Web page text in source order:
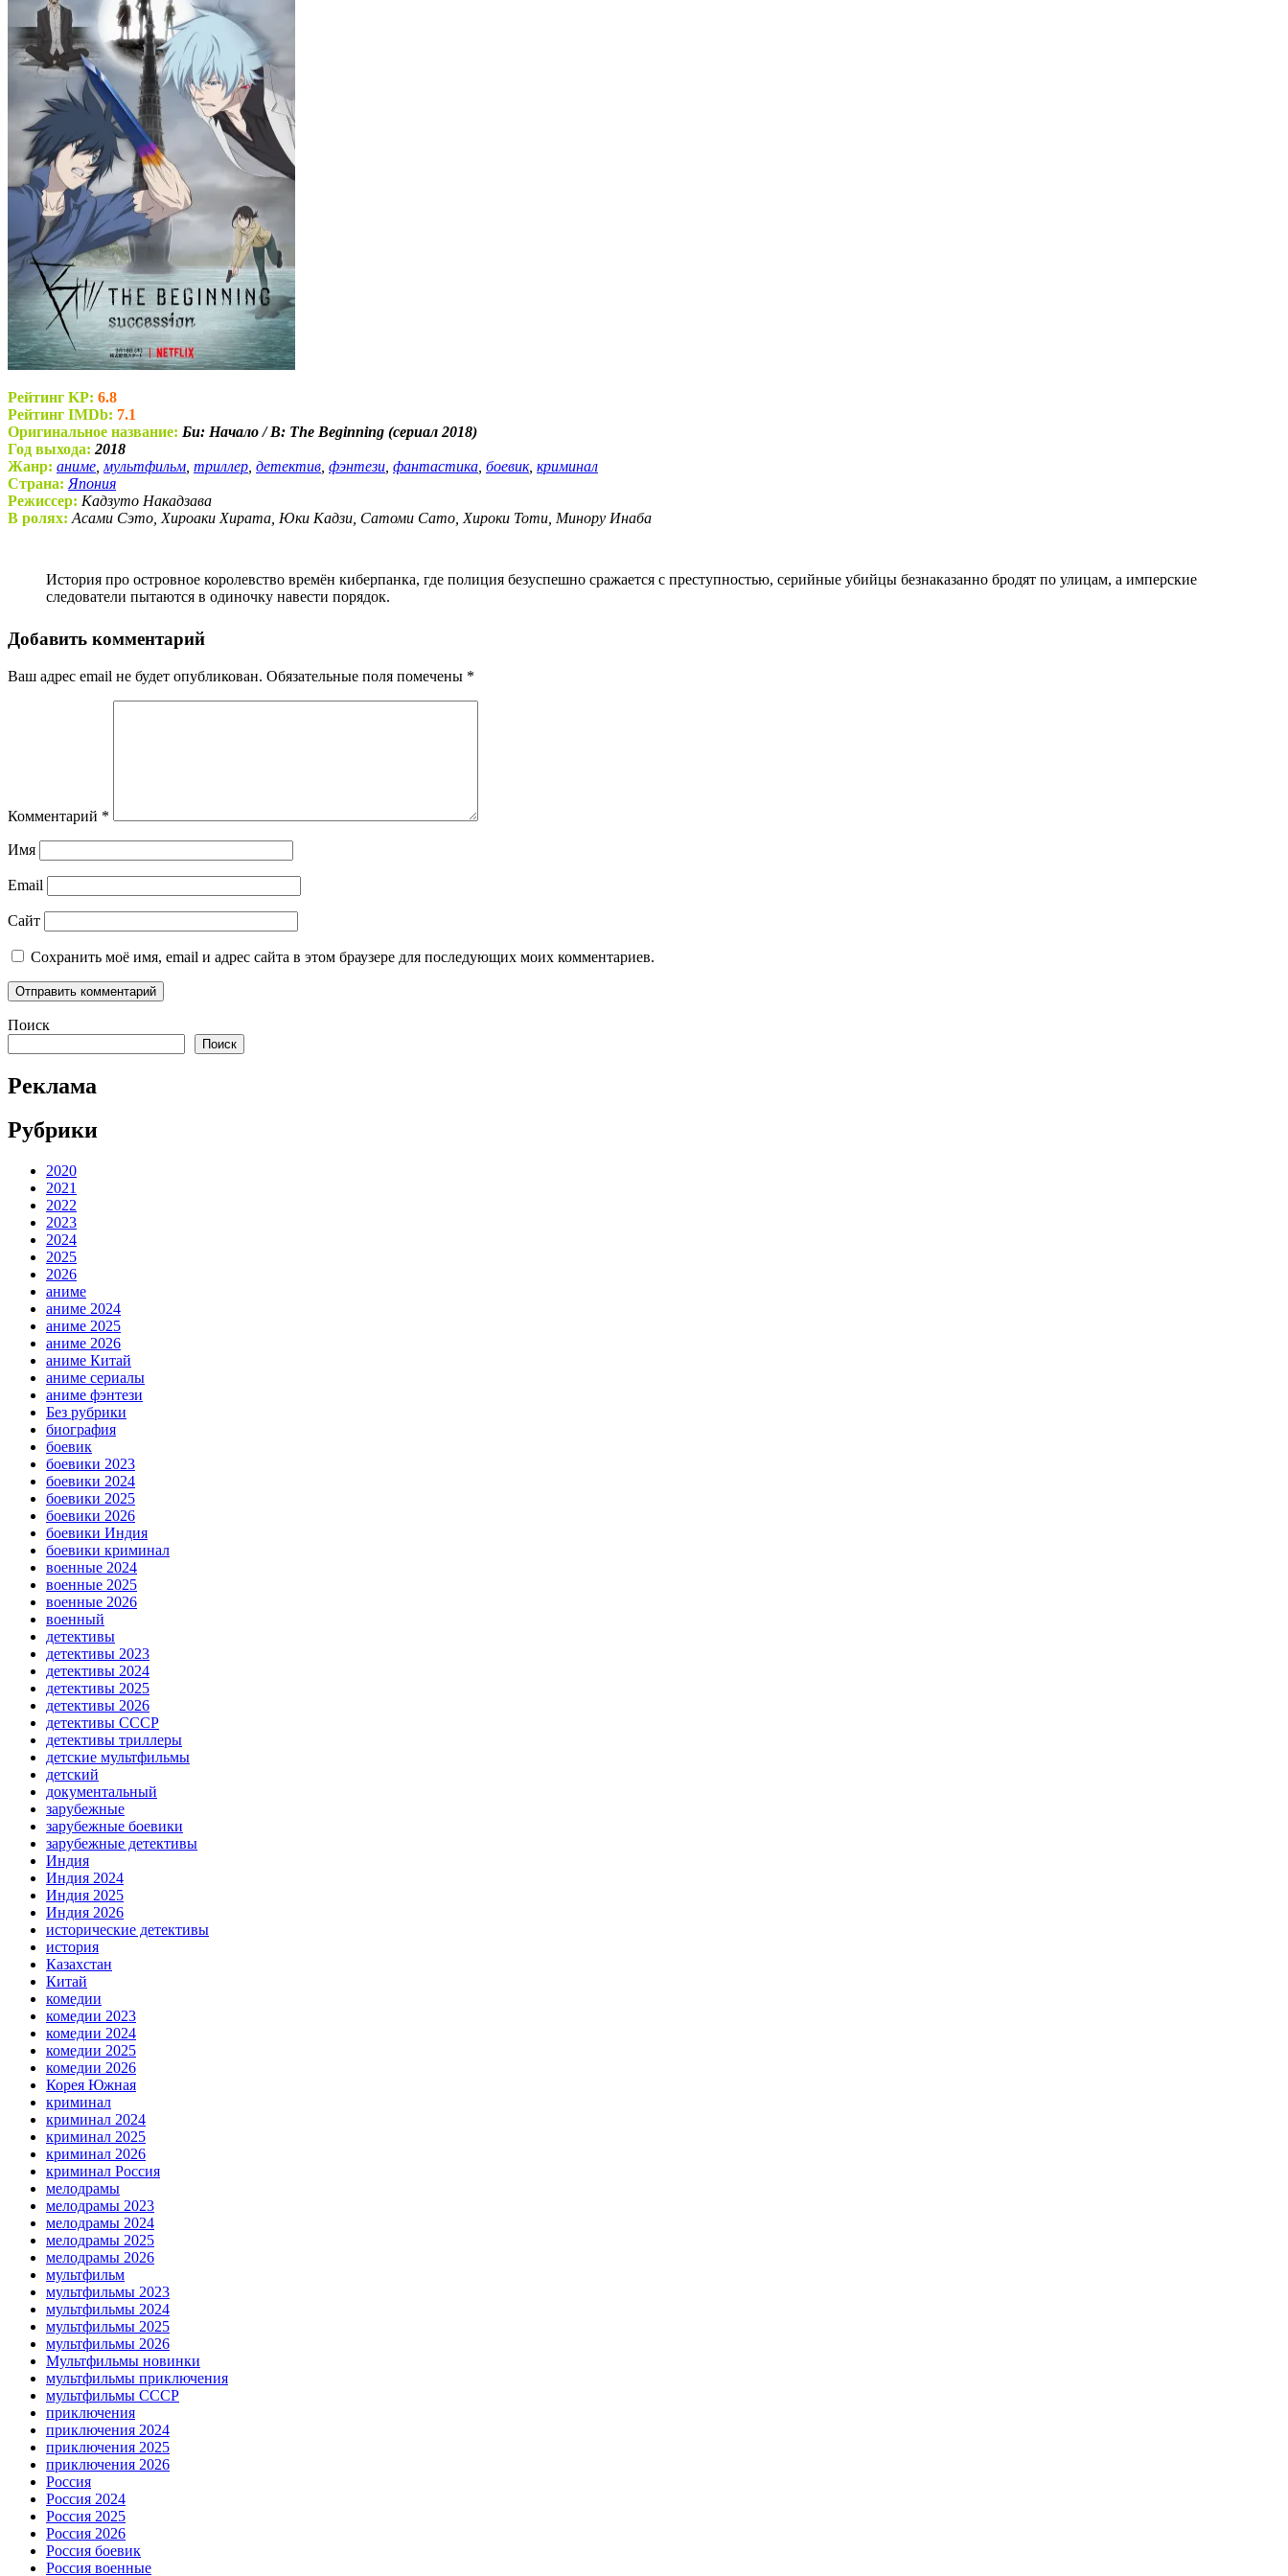
Рейтинг KP: 6.8
Рейтинг IMDb: 7.1
Оригинальное название: Би: Начало / B: The Beginning (сериал 2018)
Год выхода: 2018
Жанр: аниме мультфильм триллер детектив фэнтези фантастика боевик, криминал
Страна: Япония
Режиссер: Кадзуто Накадзава
В ролях: Асами Сэто, Хироаки Хирата, Юки Кадзи, Сатоми Сато, Хироки Тоти, Минору Инаба
История про островное королевство времён киберпанка, где полиция безуспешно сражается с преступностью, серийные убийцы безнаказанно бродят по улицам, а имперские
следователи пытаются в одиночку навести порядок.
Добавить комментарий
Ваш адрес email не будет опубликован. Обязательные поля помечены *
Комментарий *
Имя
Email
Сайт
Сохранить моё имя, email и адрес сайта в этом браузере для последующих моих комментариев.
Поиск
Поиск
Реклама
Рубрики
2020
2021
2022
2023
2024
2025
2026
аниме
аниме 2024
аниме 2025
аниме 2026
аниме Китай
аниме сериалы
аниме фэнтези
Без рубрики
биография
боевик
боевики 2023
боевики 2024
боевики 2025
боевики 2026
боевики Индия
боевики криминал
военные 2024
военные 2025
военные 2026
военный
детективы
детективы 2023
детективы 2024
детективы 2025
детективы 2026
детективы СССР
детективы триллеры
детские мультфильмы
детский
документальный
зарубежные
зарубежные боевики
зарубежные детективы
Индия
Индия 2024
Индия 2025
Индия 2026
исторические детективы
история
Казахстан
Китай
комедии
комедии 2023
комедии 2024
комедии 2025
комедии 2026
Корея Южная
криминал
криминал 2024
криминал 2025
криминал 2026
криминал Россия
мелодрамы
мелодрамы 2023
мелодрамы 2024
мелодрамы 2025
мелодрамы 2026
мультфильм
мультфильмы 2023
мультфильмы 2024
мультфильмы 2025
мультфильмы 2026
Мультфильмы новинки
мультфильмы приключения
мультфильмы СССР
приключения
приключения 2024
приключения 2025
приключения 2026
Россия
Россия 2024
Россия 2025
Россия 2026
Россия боевик
Россия военные